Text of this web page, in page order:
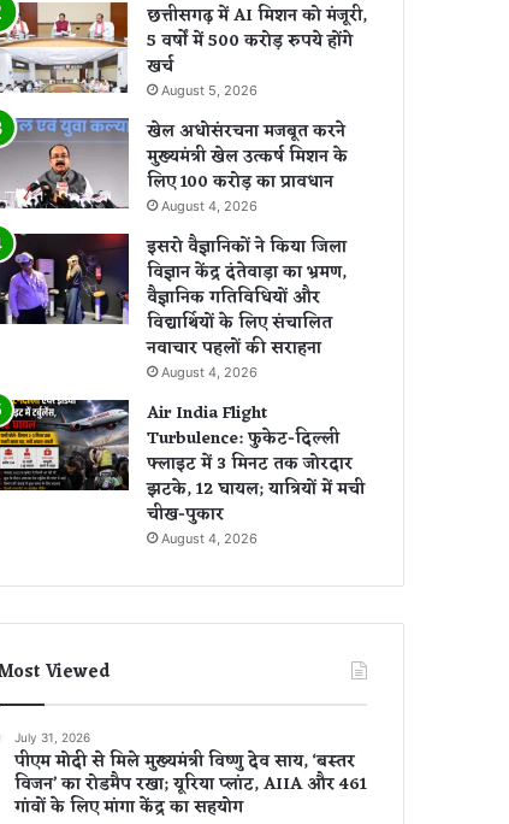
छत्तीसगढ़ में AI मिशन को मंजूरी,
5 वर्षों में 500 करोड़ रुपये होंगे
खर्च
August 5, 2026
खेल अधोसंरचना मजबूत करने
मुख्यमंत्री खेल उत्कर्ष मिशन के
लिए 100 करोड़ का प्रावधान
August 4, 2026
इसरो वैज्ञानिकों ने किया जिला
विज्ञान केंद्र दंतेवाड़ा का भ्रमण,
वैज्ञानिक गतिविधियों और
विद्यार्थियों के लिए संचालित
नवाचार पहलों की सराहना
August 4, 2026
Air India Flight
Turbulence: फुकेट-दिल्ली
फ्लाइट में 3 मिनट तक जोरदार
झटके, 12 घायल; यात्रियों में मची
चीख-पुकार
August 4, 2026
Viewed
July 31, 2026
पीएम मोदी से मिले मुख्यमंत्री विष्णु देव साय, ‘बस्तर
विजन’ का रोडमैप रखा; यूरिया प्लांट, AIIA और 461
गांवों के लिए मांगा केंद्र का सहयोग